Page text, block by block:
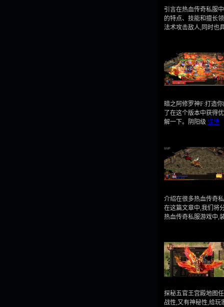
引言在热血传奇私服
的特点、技能和擅长
法术攻击敌人,同时也
暗之阿修罗神F:打造
了在这个版本中获得
解一下。阴阳级 详情
介绍在很多热血传奇
在这篇文章中,我们将
热血传奇私服游戏中,
探秘五官王宫殿地图
战性,又有神秘性,给玩